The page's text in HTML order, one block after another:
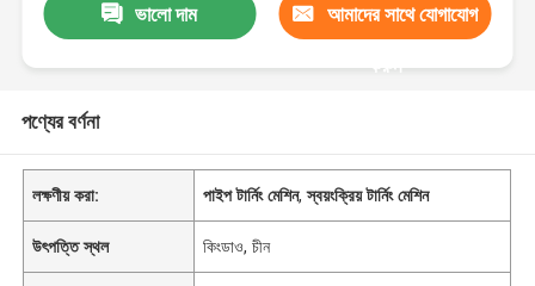
ভালো দাম আমাদের সাথে যোগাযোগ
করুন
পণ্যের বর্ণনা
লক্ষণীয় করা: পাইপ টার্নিং মেশিন,স্বয়ংক্রিয় টার্নিং মেশিন
উৎপত্তি স্থল কিংডাও, চীন